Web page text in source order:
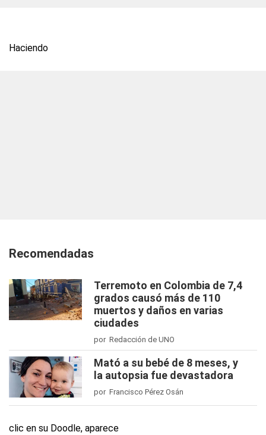
Haciendo
Recomendadas
Terremoto en Colombia de 7,4
grados causó más de 110
muertos y daños en varias
ciudades
por Redacción de UNO
Mató a su bebé de 8 meses, y
la autopsia fue devastadora
por Francisco Pérez Osán
clic en su Doodle, aparece